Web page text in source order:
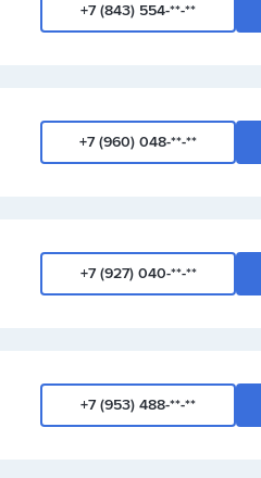
+7 (843) 554-**-**
+7 (960) 048-**-**
+7 (927) 040-**-**
+7 (953) 488-**-**